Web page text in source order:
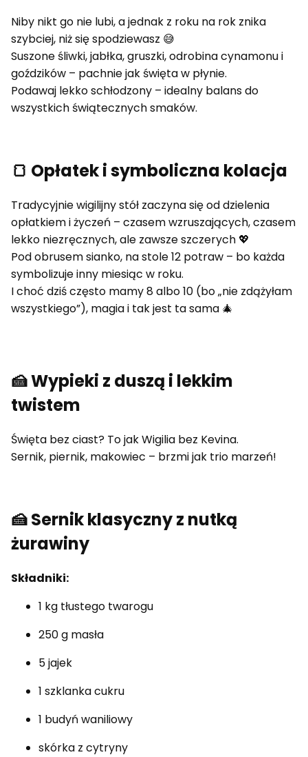
Niby nikt go nie lubi, a jednak z roku na rok znika
szybciej, niż się spodziewasz 😅
Suszone śliwki, jabłka, gruszki, odrobina cynamonu i
goździków – pachnie jak święta w płynie.
Podawaj lekko schłodzony – idealny balans do
wszystkich świątecznych smaków.
🍞 Opłatek i symboliczna kolacja
Tradycyjnie wigilijny stół zaczyna się od dzielenia
opłatkiem i życzeń – czasem wzruszających, czasem
lekko niezręcznych, ale zawsze szczerych 💖
Pod obrusem sianko, na stole 12 potraw – bo każda
symbolizuje inny miesiąc w roku.
I choć dziś często mamy 8 albo 10 (bo „nie zdążyłam
wszystkiego”), magia i tak jest ta sama 🎄
🍰 Wypieki z duszą i lekkim
twistem
Święta bez ciast? To jak Wigilia bez Kevina.
Sernik, piernik, makowiec – brzmi jak trio marzeń!
🍰 Sernik klasyczny z nutką
żurawiny
Składniki:
1 kg tłustego twarogu
250 g masła
5 jajek
1 szklanka cukru
1 budyń waniliowy
skórka z cytryny